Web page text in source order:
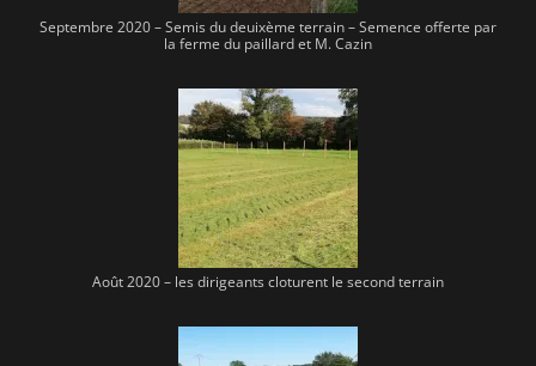
Septembre 2020 – Semis du deuixème terrain – Semence offerte par
la ferme du paillard et M. Cazin
Août 2020 – les dirigeants cloturent le second terrain